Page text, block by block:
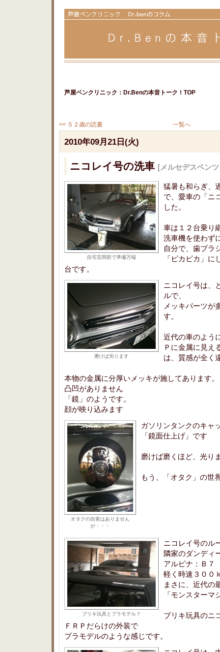
芦屋ベンクリニック：Dr.Benの本音トーク！TOP
<< ５２歳の読書 一覧へ
2010年09月21日(火)
ニコレイ号の洗車 [メルセデスベン
自宅玄関前で準備万端
猛暑も和らぎ、
で、愛車の「ニ
した。
車は１２台乗り
洗車機を使わず
自分で、歯ブラ
「ピカピカ」
台です。
磨けば光ります
ニコレイ号は、
ルで、
メッキパーツが
す。
近代の車のよう
Ｐに金属に見え
は、質感が全く
本物の金属に分厚いメッキが施してあります。
凸凹がありません
「鏡」のようです。
顔が映り込みます
オタクの自覚はありません
が・・・
ガソリンタンクのキャ
「鏡面仕上げ」です
磨けば磨くほど、光り
もう、「オタク」の世
ブリキ玩具とプラモデル？
ニコレイ号のル
隣家のダンディ
アルピナ：Ｂ７
軽く時速３００
まさに、近代の
「モンスターマ
ブリキ玩具のニ
ＦＲＰだらけの外装で
プラモデルのような感じです。